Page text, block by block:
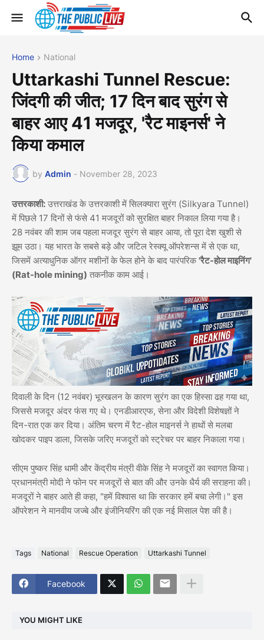
Home National
Uttarkashi Tunnel Rescue:
जिंदगी की जीत; 17 दिन बाद सुरंग से
बाहर आए 41 मजदूर, 'रैट माइनर्स' ने
किया कमाल
by Admin - November 28, 2023
उत्तरकाशी: उत्तराखंड के उत्तरकाशी में सिलक्यारा सुरंग (Silkyara Tunnel)
में पिछले 17 दिनों से फंसे 41 मजदूरों को सुरक्षित बाहर निकाल लिया गया है।
28 नवंबर की शाम जब पहला मजदूर सुरंग से बाहर आया, तो पूरा देश खुशी से
झूम उठा। यह भारत के सबसे बड़े और जटिल रेस्क्यू ऑपरेशन्स में से एक था,
जिसमें अत्याधुनिक ऑगर मशीनों के फेल होने के बाद पारंपरिक'रैट-होल माइनिंग'
(Rat-hole mining) तकनीक काम आई।
दिवाली के दिन (12 नवंबर) भूस्खलन के कारण सुरंग का एक हिस्सा ढह गया था,
जिससे मजदूर अंदर फंस गए थे। एनडीआरएफ, सेना और विदेशी विशेषज्ञों ने
दिन-रात एक कर दिया। अंतिम चरण में रैट-होल माइनर्स ने हाथों से मलबा
खोदकर पाइप डाला, जिसके जरिए मजदूरों को स्ट्रेचर पर बाहर निकाला गया।
सीएम पुष्कर सिंह धामी और केंद्रीय मंत्री वीके सिंह ने मजदूरों का स्वागत किया।
प्रधानमंत्री मोदी ने फोन पर मजदूरों से बात की और उनके धैर्य की सराहना की।
मजदूरों ने बाहर आते ही कहा, "हमें विश्वास था कि सरकार हमें बचा लेगी।" इस
ऑपरेशन ने मानवीय जज्बे और इंजीनियरिंग की एक नई मिसाल पेश की है।
Tags National Rescue Operation Uttarkashi Tunnel
Facebook
YOU MIGHT LIKE